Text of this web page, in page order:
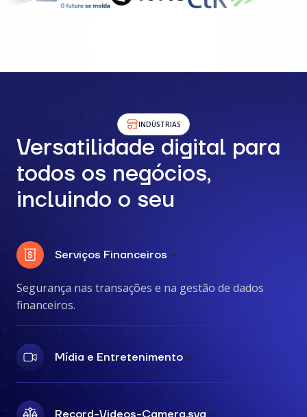
INDÚSTRIAS
Versatilidade digital para
todos os negócios,
incluindo o seu
Serviços Financeiros
Segurança nas transações e na gestão de dados
financeiros.
Mídia e Entretenimento